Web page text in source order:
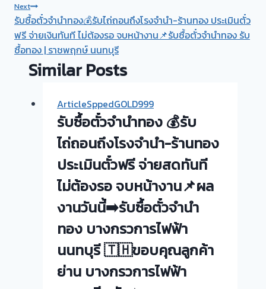
Next
รับซื้อตั๋วจำนำทอง💰รับไถ่ถอนถึงโรงจำนำ-ร้านทอง ประเมินตั๋ว
ฟรี จ่ายเงินทันที ไม่ต้องรอ จบหน้างาน📌รับซื้อตั๋วจำนำทอง รับ
ซื้อทอง | ราชพฤกษ์ นนทบุรี
Similar Posts
ArticleSppedGOLD999
รับซื้อตั๋วจำนำทอง 💰รับ
ไถ่ถอนถึงโรงจำนำ-ร้านทอง
ประเมินตั๋วฟรี จ่ายสดทันที
ไม่ต้องรอ จบหน้างาน📌ผล
งานวันนี้➡️รับซื้อตั๋วจำนำ
ทอง บางกรวการไฟฟ้า
นนทบุรี 🇹🇭ขอบคุณลูกค้า
ย่าน บางกรวการไฟฟ้า